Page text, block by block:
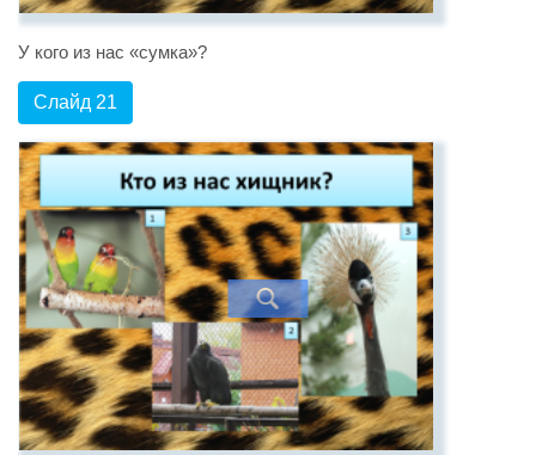
У кого из нас «сумка»?
Слайд 21